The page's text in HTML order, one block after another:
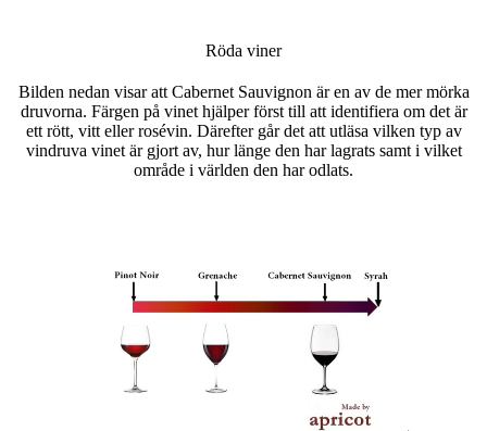
Röda viner
Bilden nedan visar att Cabernet Sauvignon är en av de mer mörka
druvorna. Färgen på vinet hjälper först till att identifiera om det är
ett rött, vitt eller rosévin. Därefter går det att utläsa vilken typ av
vindruva vinet är gjort av, hur länge den har lagrats samt i vilket
område i världen den har odlats.